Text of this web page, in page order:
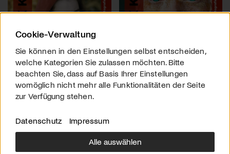
Cookie-Verwaltung
Sie können in den Einstellungen selbst entscheiden,
welche Kategorien Sie zulassen möchten. Bitte
beachten Sie, dass auf Basis Ihrer Einstellungen
womöglich nicht mehr alle Funktionalitäten der Seite
zur Verfügung stehen.
Datenschutz Impressum
Alle auswählen